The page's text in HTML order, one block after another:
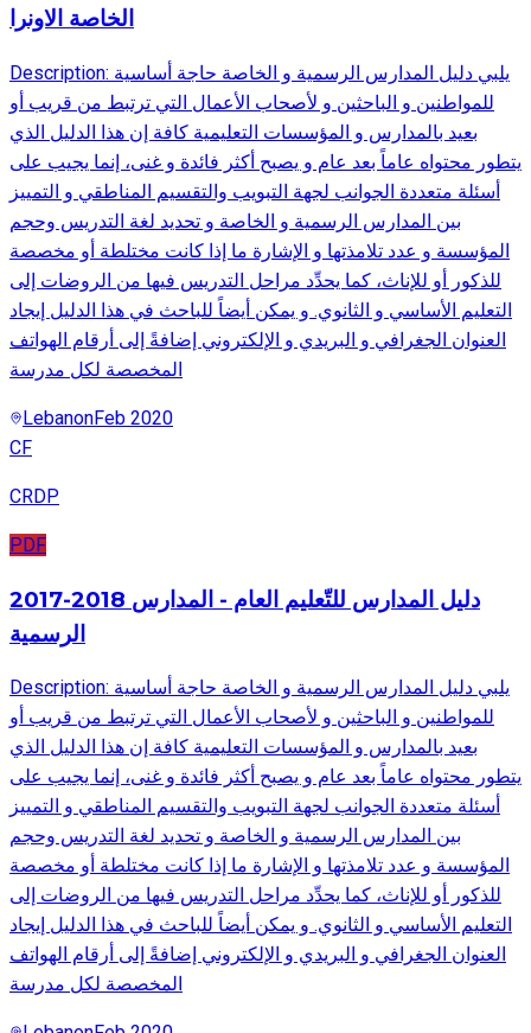
الخاصة الاونرا
Description: يلبي دليل المدارس الرسمية و الخاصة حاجة أساسية
للمواطنين و الباحثين و لأصحاب الأعمال التي ترتبط من قريب أو
بعيد بالمدارس و المؤسسات التعليمية كافة إن هذا الدليل الذي
يتطور محتواه عاماً بعد عام و يصبح أكثر فائدة و غنى، إنما يجيب على
أسئلة متعددة الجوانب لجهة التبويب والتقسيم المناطقي و التمييز
بين المدارس الرسمية و الخاصة و تحديد لغة التدريس وحجم
المؤسسة و عدد تلامذتها و الإشارة ما إذا كانت مختلطة أو مخصصة
للذكور أو للإناث، كما يحدِّد مراحل التدريس فيها من الروضات إلى
التعليم الأساسي و الثانوي. و يمكن أيضاً للباحث في هذا الدليل إيجاد
العنوان الجغرافي و البريدي و الإلكتروني إضافةً إلى أرقام الهواتف
المخصصة لكل مدرسة
LebanonFeb 2020
CF
CRDP
PDF
2017-2018 دليل المدارس للتّعليم العام - المدارس
الرسمية
Description: يلبي دليل المدارس الرسمية و الخاصة حاجة أساسية
للمواطنين و الباحثين و لأصحاب الأعمال التي ترتبط من قريب أو
بعيد بالمدارس و المؤسسات التعليمية كافة إن هذا الدليل الذي
يتطور محتواه عاماً بعد عام و يصبح أكثر فائدة و غنى، إنما يجيب على
أسئلة متعددة الجوانب لجهة التبويب والتقسيم المناطقي و التمييز
بين المدارس الرسمية و الخاصة و تحديد لغة التدريس وحجم
المؤسسة و عدد تلامذتها و الإشارة ما إذا كانت مختلطة أو مخصصة
للذكور أو للإناث، كما يحدِّد مراحل التدريس فيها من الروضات إلى
التعليم الأساسي و الثانوي. و يمكن أيضاً للباحث في هذا الدليل إيجاد
العنوان الجغرافي و البريدي و الإلكتروني إضافةً إلى أرقام الهواتف
المخصصة لكل مدرسة